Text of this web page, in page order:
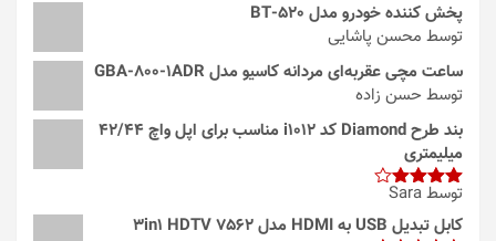
پخش کننده خودرو مدل 520-BT
توسط محسن پاشایی
ساعت مچی عقربه‌ای مردانه کاسیو مدل GBA-800-1ADR
توسط حسن زاده
بند طرح Diamond کد i1012 مناسب برای اپل واچ 42/44
میلیمتری
امتیاز4
از 5
توسط Sara
کابل تبدیل USB به HDMI مدل 3in1 HDTV 7562